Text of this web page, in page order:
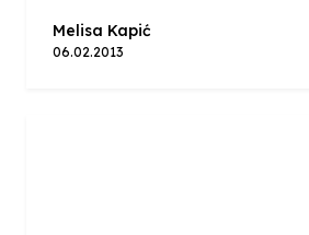
Melisa Kapić
06.02.2013